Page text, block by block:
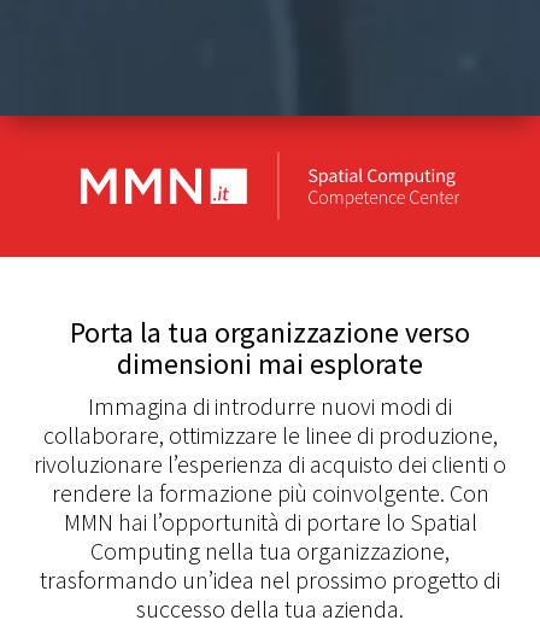
Porta la tua organizzazione verso
dimensioni mai esplorate
Immagina di introdurre nuovi modi di
collaborare, ottimizzare le linee di produzione,
rivoluzionare l’esperienza di acquisto dei clienti o
rendere la formazione più coinvolgente. Con
MMN hai l’opportunità di portare lo Spatial
Computing nella tua organizzazione,
trasformando un’idea nel prossimo progetto di
successo della tua azienda.